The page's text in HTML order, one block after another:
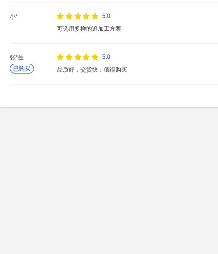
小*
5.0
可选用多样的追加工方案
张*生
已购买
5.0
品质好，交货快，值得购买